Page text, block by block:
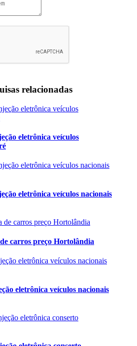
relacionadas
eletrônica veículos
eletrônica veículos nacionais
carros preço Hortolândia
eletrônica veículos nacionais